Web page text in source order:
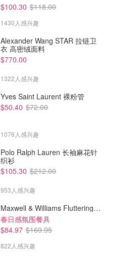
$100.30 $118.00
1430人感兴趣
Alexander Wang STAR 拉链卫
衣 高密绒面料
$770.00
1322人感兴趣
Yves Saint Laurent 裸粉管
$50.40 $72.00
1076人感兴趣
Polo Ralph Lauren 长袖麻花针
织衫
$105.30 $212.00
953人感兴趣
Maxwell & Williams Fluttering Meadow 12件餐具套装
春日感氛围餐具
$84.97 $169.95
822人感兴趣